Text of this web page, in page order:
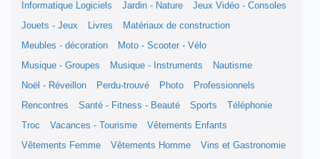
Informatique Logiciels
Jardin - Nature
Jeux Vidéo - Consoles
Jouets - Jeux
Livres
Matériaux de construction
Meubles - décoration
Moto - Scooter - Vélo
Musique - Groupes
Musique - Instruments
Nautisme
Noël - Réveillon
Perdu-trouvé Photo
Professionnels
Rencontres
Santé - Fitness - Beauté Sports
Téléphonie
Troc
Vacances - Tourisme
Vêtements Enfants
Vêtements Femme
Vêtements Homme Vins et Gastronomie